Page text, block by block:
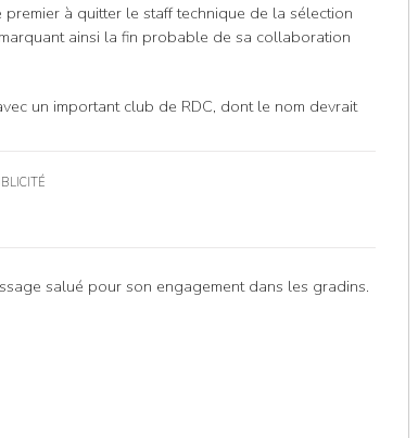
à quitter le staff technique de la sélection
ainsi la fin probable de sa collaboration
un important club de RDC, dont le nom devrait
salué pour son engagement dans les gradins.